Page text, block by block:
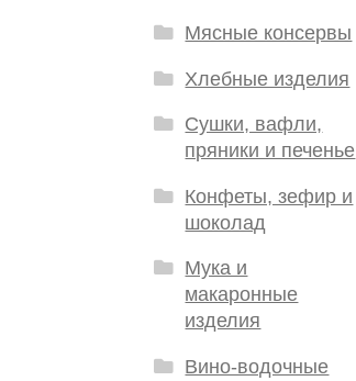
Мясные консервы
Хлебные изделия
Сушки, вафли,
пряники и печенье
Конфеты, зефир и
шоколад
Мука и
макаронные
изделия
Вино-водочные